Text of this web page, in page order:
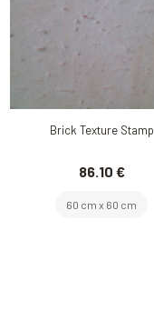
Brick Texture Stamp
86.10 €
60 cm x 60 cm